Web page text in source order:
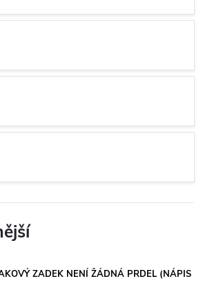
ZADEK NENÍ ŽÁDNÁ PRDEL (NÁPIS